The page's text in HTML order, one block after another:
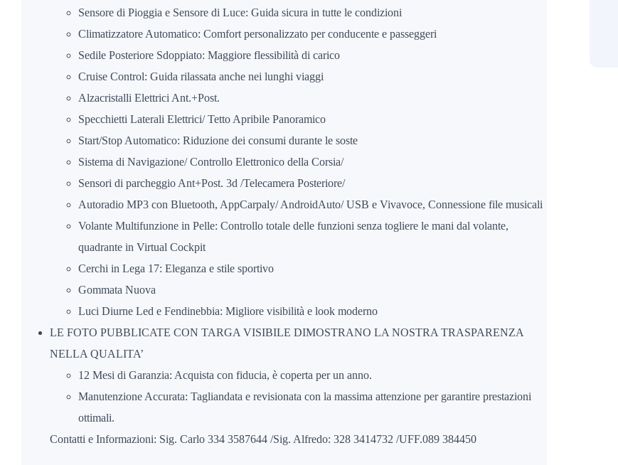
Sensore di Pioggia e Sensore di Luce: Guida sicura in tutte le condizioni
Climatizzatore Automatico: Comfort personalizzato per conducente e passeggeri
Sedile Posteriore Sdoppiato: Maggiore flessibilità di carico
Cruise Control: Guida rilassata anche nei lunghi viaggi
Alzacristalli Elettrici Ant.+Post.
Specchietti Laterali Elettrici/ Tetto Apribile Panoramico
Start/Stop Automatico: Riduzione dei consumi durante le soste
Sistema di Navigazione/ Controllo Elettronico della Corsia/
Sensori di parcheggio Ant+Post. 3d /Telecamera Posteriore/
Autoradio MP3 con Bluetooth, AppCarpaly/ AndroidAuto/ USB e Vivavoce, Connessione file musicali
Volante Multifunzione in Pelle: Controllo totale delle funzioni senza togliere le mani dal volante,
quadrante in Virtual Cockpit
Cerchi in Lega 17: Eleganza e stile sportivo
Gommata Nuova
Luci Diurne Led e Fendinebbia: Migliore visibilità e look moderno
LE FOTO PUBBLICATE CON TARGA VISIBILE DIMOSTRANO LA NOSTRA TRASPARENZA
NELLA QUALITA’
12 Mesi di Garanzia: Acquista con fiducia, è coperta per un anno.
Manutenzione Accurata: Tagliandata e revisionata con la massima attenzione per garantire prestazioni
ottimali.
Contatti e Informazioni: Sig. Carlo 334 3587644 /Sig. Alfredo: 328 3414732 /UFF.089 384450